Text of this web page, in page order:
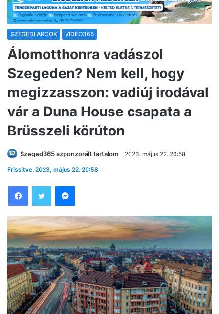
SZEGEDI ARCOK VIDEO365
Álomotthonra vadászol
Szegeden? Nem kell, hogy
megizzasszon: vadiúj irodával
vár a Duna House csapata a
Brüsszeli körúton
Szeged365 szponzorált tartalom 2023, május 22. 20:58
Frissítve: 2023, május 22. 20:58